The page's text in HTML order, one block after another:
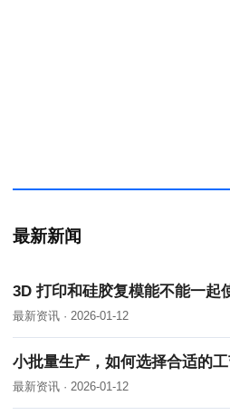
最新新闻
3D 打印和硅胶复模能不能一起
最新资讯 · 2026-01-12
小批量生产，如何选择合适的工
最新资讯 · 2026-01-12